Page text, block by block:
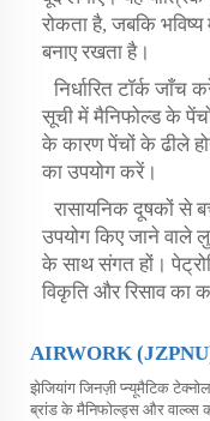
रोकता है, जबकि
बनाए रखता है।
निर्धारित टॉर्क
सूची में मैनिफोल्ड के
के कारण पेंचों के ढीले
का उपयोग करें।
रासायनिक दूषकों से
उपयोग किए जाने
के साथ संगत हों।
विकृति और रिसाव का
AIRWORK
झेजियांग जिनज़ी प्न्यूमैटिक
ब्रांड के मैनिफोल्ड्स और वाल्व्स